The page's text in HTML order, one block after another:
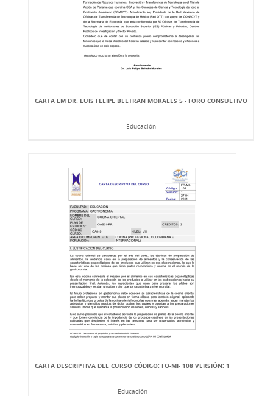
CARTA EM DR. LUIS FELIPE BELTRAN MORALES 5 - FORO CONSULTIVO
Educación
CARTA DESCRIPTIVA DEL CURSO CÓDIGO: FO-MI- 108 VERSIÓN: 1
Educación